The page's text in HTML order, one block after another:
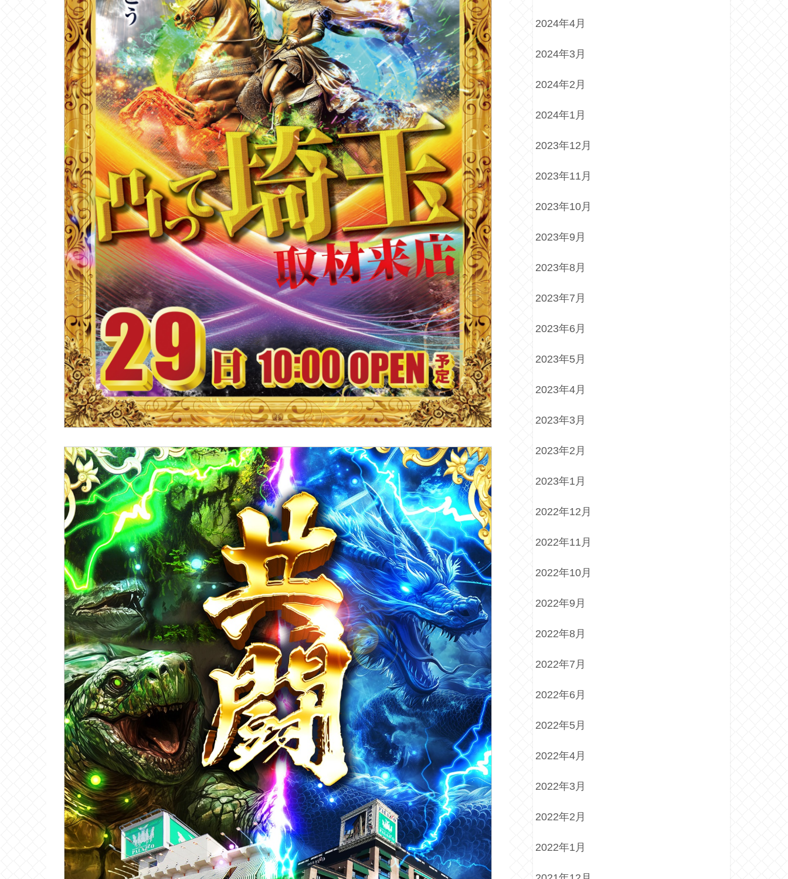
2024年4月
2024年3月
2024年2月
2024年1月
2023年12月
2023年11月
2023年10月
2023年9月
2023年8月
2023年7月
2023年6月
2023年5月
2023年4月
2023年3月
2023年2月
2023年1月
2022年12月
2022年11月
2022年10月
2022年9月
2022年8月
2022年7月
2022年6月
2022年5月
2022年4月
2022年3月
2022年2月
2022年1月